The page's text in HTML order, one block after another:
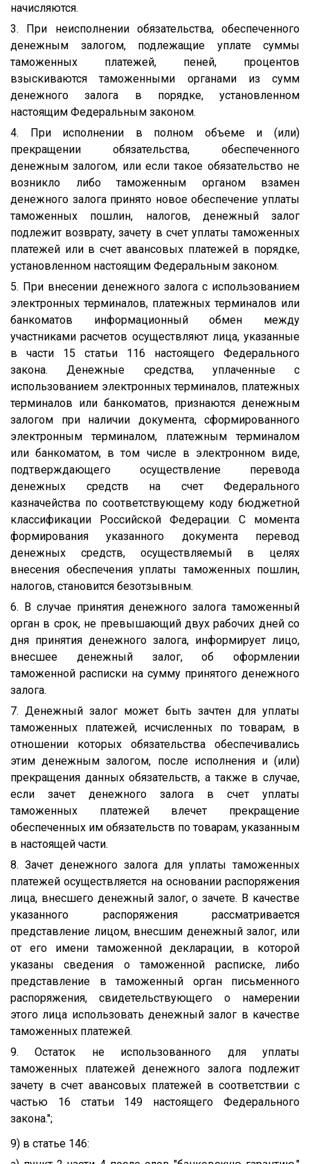
начисляются.
3. При неисполнении обязательства, обеспеченного
денежным залогом, подлежащие уплате суммы
таможенных платежей, пеней, процентов
взыскиваются таможенными органами из сумм
денежного залога в порядке, установленном
настоящим Федеральным законом.
4. При исполнении в полном объеме и (или)
прекращении обязательства, обеспеченного
денежным залогом, или если такое обязательство не
возникло либо таможенным органом взамен
денежного залога принято новое обеспечение уплаты
таможенных пошлин, налогов, денежный залог
подлежит возврату, зачету в счет уплаты таможенных
платежей или в счет авансовых платежей в порядке,
установленном настоящим Федеральным законом.
5. При внесении денежного залога с использованием
электронных терминалов, платежных терминалов или
банкоматов информационный обмен между
участниками расчетов осуществляют лица, указанные
в части 15 статьи 116 настоящего Федерального
закона. Денежные средства, уплаченные с
использованием электронных терминалов, платежных
терминалов или банкоматов, признаются денежным
залогом при наличии документа, сформированного
электронным терминалом, платежным терминалом
или банкоматом, в том числе в электронном виде,
подтверждающего осуществление перевода
денежных средств на счет Федерального
казначейства по соответствующему коду бюджетной
классификации Российской Федерации. С момента
формирования указанного документа перевод
денежных средств, осуществляемый в целях
внесения обеспечения уплаты таможенных пошлин,
налогов, становится безотзывным.
6. В случае принятия денежного залога таможенный
орган в срок, не превышающий двух рабочих дней со
дня принятия денежного залога, информирует лицо,
внесшее денежный залог, об оформлении
таможенной расписки на сумму принятого денежного
залога.
7. Денежный залог может быть зачтен для уплаты
таможенных платежей, исчисленных по товарам, в
отношении которых обязательства обеспечивались
этим денежным залогом, после исполнения и (или)
прекращения данных обязательств, а также в случае,
если зачет денежного залога в счет уплаты
таможенных платежей влечет прекращение
обеспеченных им обязательств по товарам, указанным
в настоящей части.
8. Зачет денежного залога для уплаты таможенных
платежей осуществляется на основании распоряжения
лица, внесшего денежный залог, о зачете. В качестве
указанного распоряжения рассматривается
представление лицом, внесшим денежный залог, или
от его имени таможенной декларации, в которой
указаны сведения о таможенной расписке, либо
представление в таможенный орган письменного
распоряжения, свидетельствующего о намерении
этого лица использовать денежный залог в качестве
таможенных платежей.
9. Остаток не использованного для уплаты
таможенных платежей денежного залога подлежит
зачету в счет авансовых платежей в соответствии с
частью 16 статьи 149 настоящего Федерального
закона.";
9) в статье 146: